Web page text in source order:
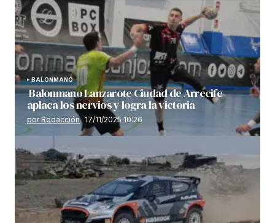
BALONMANO
Balonmano Lanzarote Ciudad de Arrecife
aplaca los nervios y logra la victoria
por Redacción 17/11/2025 10:26